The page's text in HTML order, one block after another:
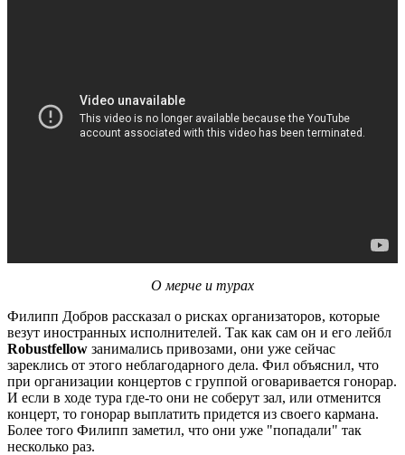
О мерче и турах
Филипп Добров рассказал о рисках организаторов, которые
везут иностранных исполнителей. Так как сам он и его лейбл
Robustfellow занимались привозами, они уже сейчас
зареклись от этого неблагодарного дела. Фил объяснил, что
при организации концертов с группой оговаривается гонорар.
И если в ходе тура где-то они не соберут зал, или отменится
концерт, то гонорар выплатить придется из своего кармана.
Более того Филипп заметил, что они уже "попадали" так
несколько раз.